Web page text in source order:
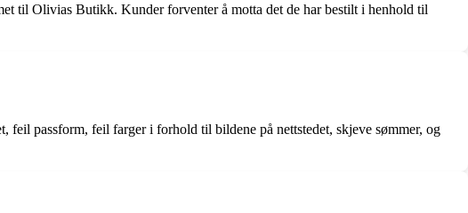
til Olivias Butikk. Kunder forventer å motta det de har bestilt i henhold til
passform, feil farger i forhold til bildene på nettstedet, skjeve sømmer, og